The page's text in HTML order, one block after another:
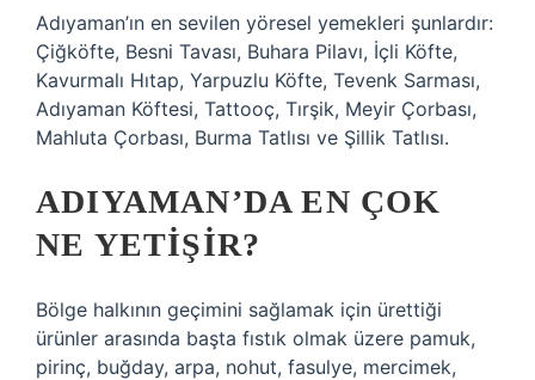
Adıyaman’ın en sevilen yöresel yemekleri şunlardır:
Çiğköfte, Besni Tavası, Buhara Pilavı, İçli Köfte,
Kavurmalı Hıtap, Yarpuzlu Köfte, Tevenk Sarması,
Adıyaman Köftesi, Tattooç, Tırşik, Meyir Çorbası,
Mahluta Çorbası, Burma Tatlısı ve Şillik Tatlısı.
ADIYAMAN’DA EN ÇOK
NE YETIŞIR?
Bölge halkının geçimini sağlamak için ürettiği
ürünler arasında başta fıstık olmak üzere pamuk,
pirinç, buğday, arpa, nohut, fasulye, mercimek,